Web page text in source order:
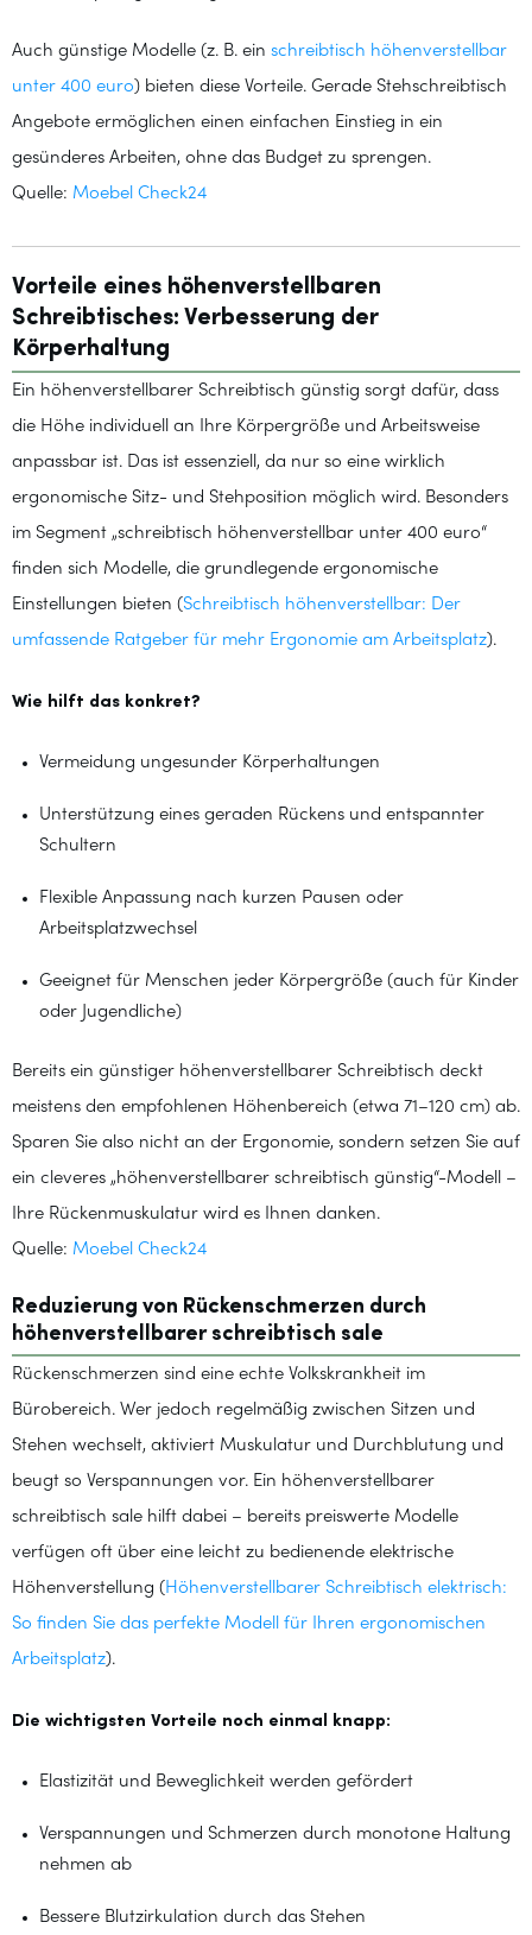
Auch günstige Modelle (z. B. ein schreibtisch höhenverstellbar
unter 400 euro) bieten diese Vorteile. Gerade Stehschreibtisch
Angebote ermöglichen einen einfachen Einstieg in ein
gesünderes Arbeiten, ohne das Budget zu sprengen.
Quelle: Moebel Check24
Vorteile eines höhenverstellbaren
Schreibtisches: Verbesserung der
Körperhaltung
Ein höhenverstellbarer Schreibtisch günstig sorgt dafür, dass
die Höhe individuell an Ihre Körpergröße und Arbeitsweise
anpassbar ist. Das ist essenziell, da nur so eine wirklich
ergonomische Sitz- und Stehposition möglich wird. Besonders
im Segment „schreibtisch höhenverstellbar unter 400 euro“
finden sich Modelle, die grundlegende ergonomische
Einstellungen bieten (Schreibtisch höhenverstellbar: Der
umfassende Ratgeber für mehr Ergonomie am Arbeitsplatz).
Wie hilft das konkret?
Vermeidung ungesunder Körperhaltungen
Unterstützung eines geraden Rückens und entspannter
Schultern
Flexible Anpassung nach kurzen Pausen oder
Arbeitsplatzwechsel
Geeignet für Menschen jeder Körpergröße (auch für Kinder
oder Jugendliche)
Bereits ein günstiger höhenverstellbarer Schreibtisch deckt
meistens den empfohlenen Höhenbereich (etwa 71–120 cm) ab.
Sparen Sie also nicht an der Ergonomie, sondern setzen Sie auf
ein cleveres „höhenverstellbarer schreibtisch günstig“-Modell –
Ihre Rückenmuskulatur wird es Ihnen danken.
Quelle: Moebel Check24
Reduzierung von Rückenschmerzen durch
höhenverstellbarer schreibtisch sale
Rückenschmerzen sind eine echte Volkskrankheit im
Bürobereich. Wer jedoch regelmäßig zwischen Sitzen und
Stehen wechselt, aktiviert Muskulatur und Durchblutung und
beugt so Verspannungen vor. Ein höhenverstellbarer
schreibtisch sale hilft dabei – bereits preiswerte Modelle
verfügen oft über eine leicht zu bedienende elektrische
Höhenverstellung ( Höhenverstellbarer Schreibtisch elektrisch:
So finden Sie das perfekte Modell für Ihren ergonomischen
Arbeitsplatz).
Die wichtigsten Vorteile noch einmal knapp:
Elastizität und Beweglichkeit werden gefördert
Verspannungen und Schmerzen durch monotone Haltung
nehmen ab
Bessere Blutzirkulation durch das Stehen